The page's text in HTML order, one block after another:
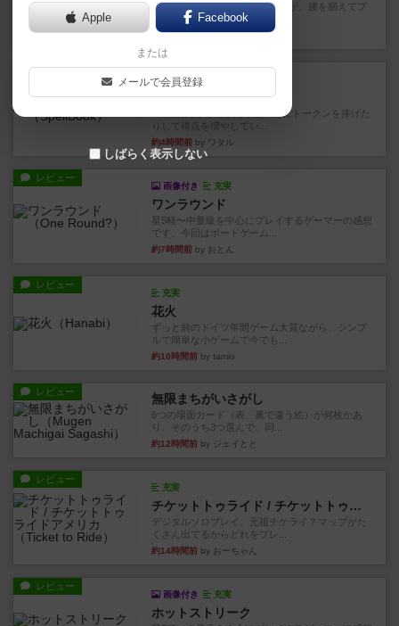
長らく積みゲーになってましたが、腰を据えてプ
レイできましたのでやってみ...
40分前by くみ
レビュー
充実
宵と暁の呪文書
4/5点呪文を修得したり使い魔にトークンを捧げた
りして得点を増やしてい...
約4時間前 by ワタル
レビュー
画像付き 充実
ワンラウンド
星5軽〜中量級を中心にプレイするゲーマーの感想
です。今回はボードゲーム...
約7時間前 by おとん
レビュー
充実
花火
ずっと前のドイツ年間ゲーム大賞ながら、シンプ
ルで簡単な小ゲームで今でも...
約10時間前 by tamio
レビュー 無限まちがいさがし
6つの場面カード（表、裏で違う絵）が何枚かあ
り、そのうち3つ選んで、同...
約12時間前 by ジェイとと
レビュー
充実
チケットトゥライド / チケットトゥライドアメリカ
デジタルソロプレイ。元祖チケライ？マップがた
くさん出てるからどれをプレ...
約14時間前 by おーちゃん
レビュー
画像付き 充実
ホットストリーク
Apple Facebook
または
メールで会員登録
しばらく表示しない